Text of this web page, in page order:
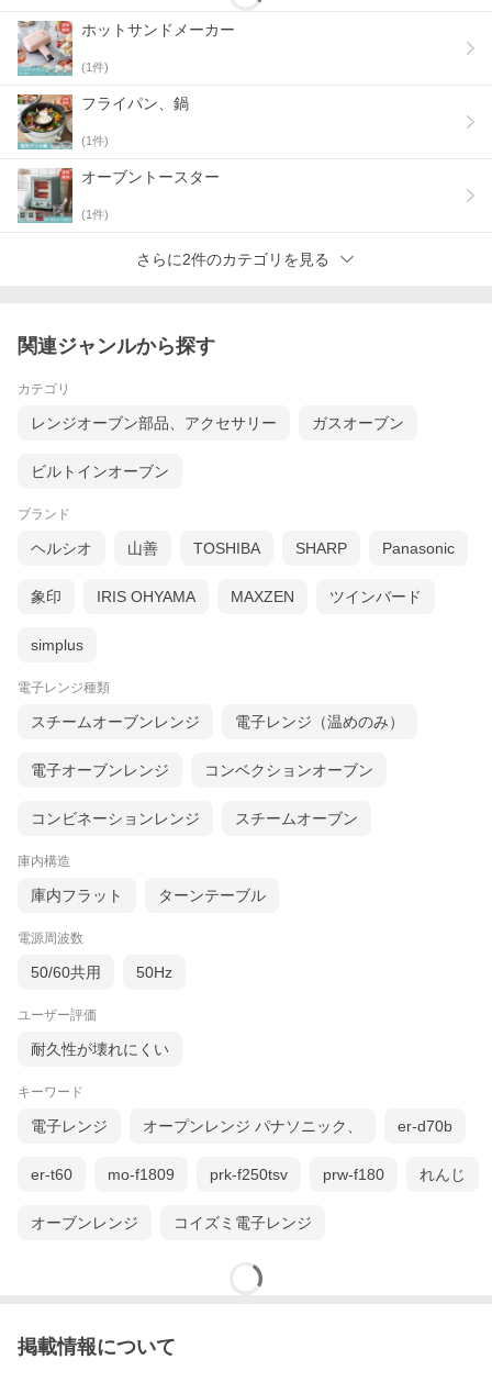
ホットサンドメーカー
(1件)
フライパン、鍋
(1件)
オーブントースター
(1件)
さらに2件のカテゴリを見る
関連ジャンルから探す
カテゴリ
レンジオーブン部品、アクセサリー ガスオーブン
ビルトインオーブン
ブランド
ヘルシオ 山善 TOSHIBA SHARP Panasonic
象印 IRIS OHYAMA MAXZEN ツインバード
simplus
電子レンジ種類
スチームオーブンレンジ 電子レンジ（温めのみ）
電子オーブンレンジ コンベクションオーブン
コンビネーションレンジ スチームオーブン
庫内構造
庫内フラット ターンテーブル
電源周波数
50/60共用 50Hz
ユーザー評価
耐久性が壊れにくい
キーワード
電子レンジ オープンレンジ パナソニック、 er-d70b
er-t60 mo-f1809 prk-f250tsv prw-f180 れんじ
オーブンレンジ コイズミ電子レンジ
掲載情報について